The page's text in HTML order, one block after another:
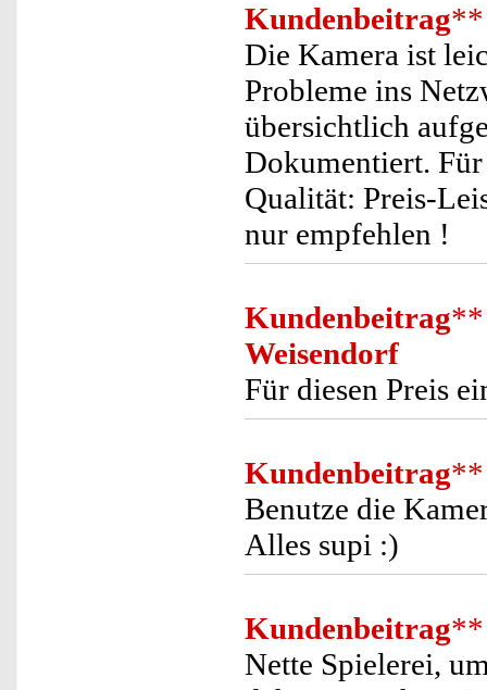
Kundenbeitrag**
Die Kamera ist
Probleme ins
übersichtlich
Dokumentiert. Für
Qualität: Preis-
nur empfehlen !
Kundenbeitrag**
Weisendorf
Für diesen Preis
Kundenbeitrag**
Benutze die
Alles supi :)
Kundenbeitrag**
Nette Spielerei,